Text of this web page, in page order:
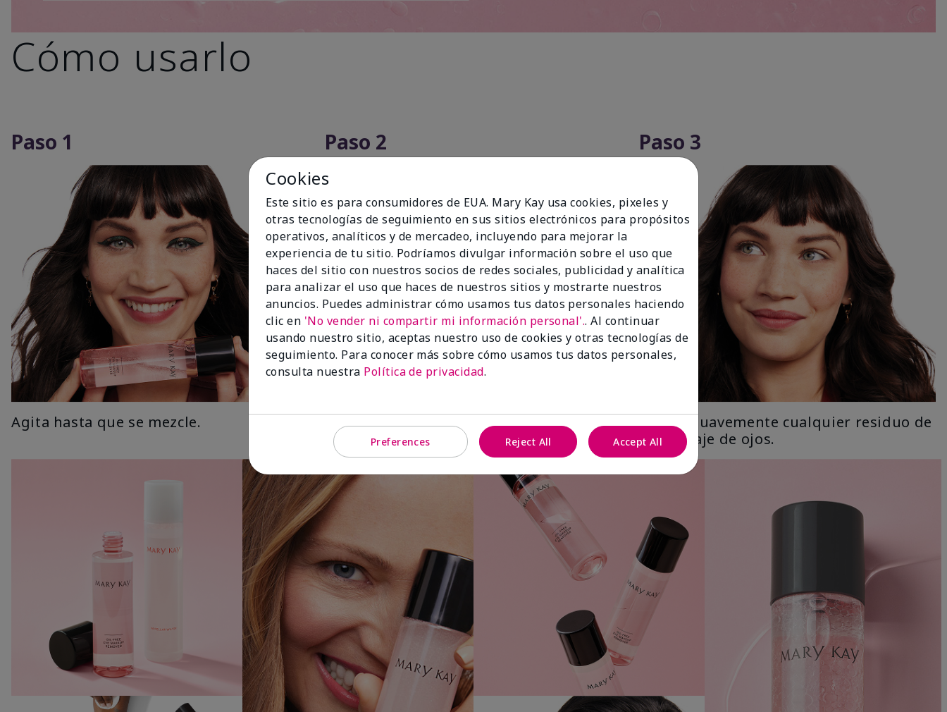
Cómo usarlo
Paso 1
Agita hasta que se mezcle.
Paso 2
Aplica una pequeña cantidad a una
bolita o almohadilla de algodón.
Paso 3
Limpia suavemente cualquier residuo de
maquillaje de ojos.
Cookies
Este sitio es para consumidores de EUA. Mary Kay usa cookies, pixeles y
otras tecnologías de seguimiento en sus sitios electrónicos para propósitos
operativos, analíticos y de mercadeo, incluyendo para mejorar la
experiencia de tu sitio. Podríamos divulgar información sobre el uso que
haces del sitio con nuestros socios de redes sociales, publicidad y analítica
para analizar el uso que haces de nuestros sitios y mostrarte nuestros
anuncios. Puedes administrar cómo usamos tus datos personales haciendo
clic en 'No vender ni compartir mi información personal'.. Al continuar
usando nuestro sitio, aceptas nuestro uso de cookies y otras tecnologías de
seguimiento. Para conocer más sobre cómo usamos tus datos personales,
consulta nuestra Política de privacidad.
Preferences Reject All Accept All